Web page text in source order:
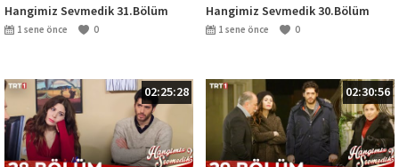
Hangimiz Sevmedik 31.Bölüm
1 sene önce 0
Hangimiz Sevmedik 30.Bölüm
1 sene önce 0
02:25:28 02:30:56